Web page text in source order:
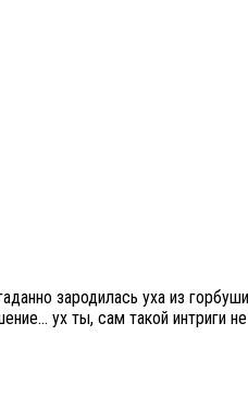
зародилась уха из
ух ты, сам такой интриги